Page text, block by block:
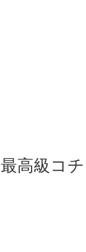
最高級コ